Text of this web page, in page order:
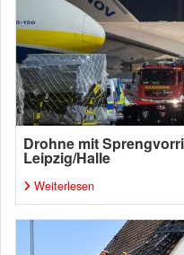
Drohne mit
Leipzig/Halle
Weiterlesen